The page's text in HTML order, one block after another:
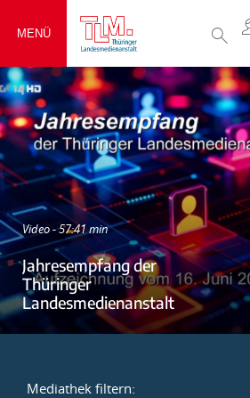
MENÜ
Video - 57:41 min
Jahresempfang der
Thüringer
Landesmedienanstalt
Mediathek filtern: